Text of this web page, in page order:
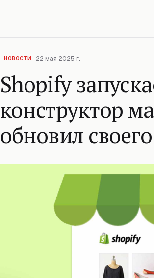
НОВОСТИ 22 мая 2025 г.
Shopify
конструктор
обновил